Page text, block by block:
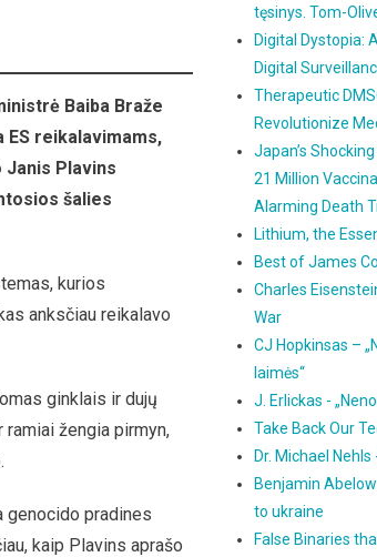
Baiba Braže
reikalavimams,
Janis Plavins
šalies
kurios
anksčiau reikalavo
ginklais ir dujų
žengia pirmyn,
genocido pradines
kaip Plavins aprašo
tęsinys. Tom-
Digital Dystopia:
Digital
Therapeutic
Revolutionize
Japan’s
21 Million
Alarming Death
Lithium, the
Best of James
Charles
War
CJ Hopkinsas –
laimės“
J. Erlickas -
Take Back Our
Dr. Michael
Benjamin
to ukraine
False Binaries